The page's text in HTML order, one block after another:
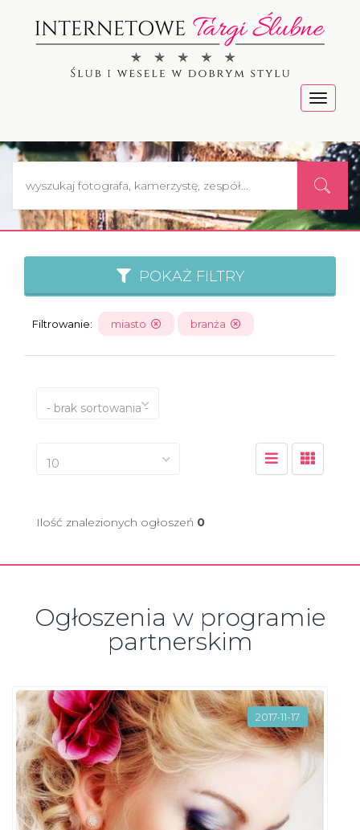
Menu
POKAŻ FILTRY
Filtrowanie: miasto branża
- brak sortowania -
10
Ilość znalezionych ogłoszeń 0
Ogłoszenia w programie
partnerskim
2017-11-17